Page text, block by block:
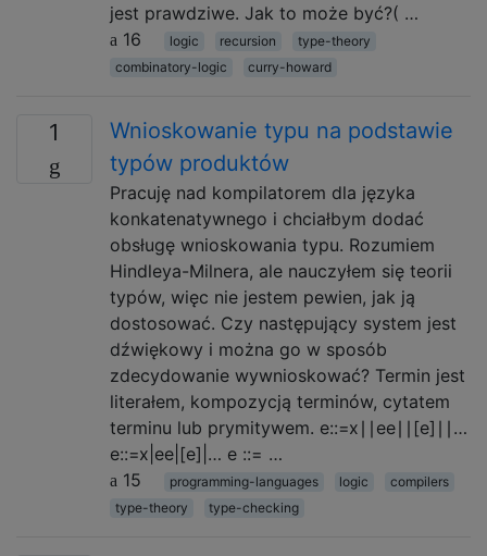
jest prawdziwe. Jak to może być?( …
16
logic recursion
type-theory
combinatory-logic
curry-howard
1
Wnioskowanie typu na podstawie
typów produktów
Pracuję nad kompilatorem dla języka
konkatenatywnego i chciałbym dodać
obsługę wnioskowania typu. Rozumiem
Hindleya-Milnera, ale nauczyłem się teorii
typów, więc nie jestem pewien, jak ją
dostosować. Czy następujący system jest
dźwiękowy i można go w sposób
zdecydowanie wywnioskować? Termin jest
literałem, kompozycją terminów, cytatem
terminu lub prymitywem. e::=x∣∣ee∣∣[e]∣∣…
e::=x|ee|[e]|… e ::= …
15
programming-languages logic
compilers
type-theory
type-checking